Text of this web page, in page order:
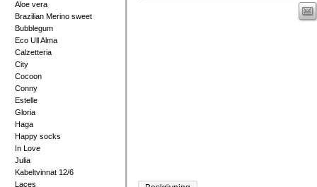
Aloe vera
Brazilian Merino sweet
Bubblegum
Eco Ull Alma
Calzetteria
City
Cocoon
Conny
Estelle
Gloria
Haga
Happy socks
In Love
Julia
Kabeltvinnat 12/6
Laces